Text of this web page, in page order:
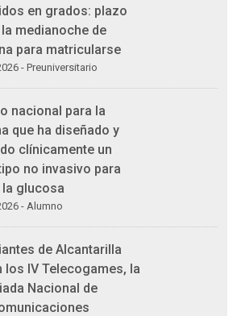
en grados: plazo
medianoche de
para matricularse
- Preuniversitario
nacional para la
que ha diseñado y
clínicamente un
no invasivo para
la glucosa
- Alumno
de Alcantarilla
los IV Telecogames, la
Nacional de